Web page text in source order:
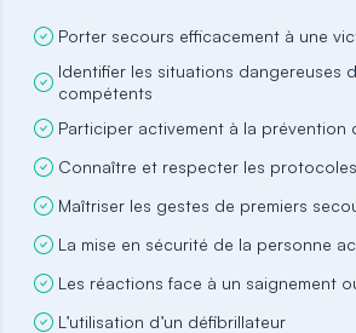
Porter secours efficacement à une
Identifier les situations dangereuses
compétents
Participer activement à la prévention
Connaître et respecter les
Maîtriser les gestes de premiers
La mise en sécurité de la personne
Les réactions face à un saignement
L’utilisation d’un défibrillateur